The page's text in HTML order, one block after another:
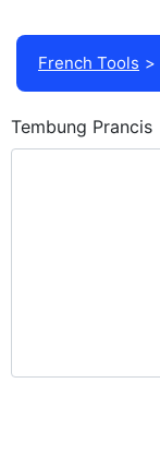
French Tools
Tembung Prancis